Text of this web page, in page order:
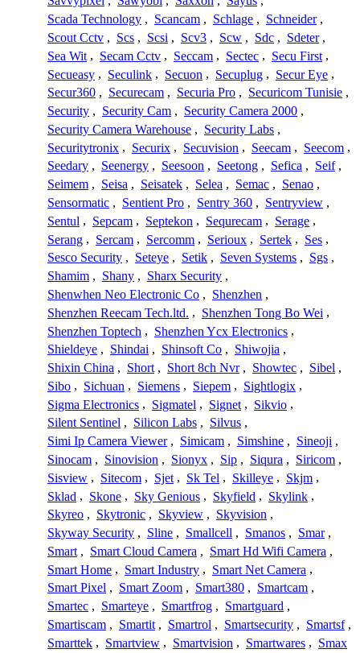
Scada Technology , Scancam , Schlage , Schneider ,
Scout Cctv , Scs , Scsi , Scv3 , Scw , Sdc , Sdeter ,
Sea Wit , Secam Cctv , Seccam , Sectec , Secu First ,
Secueasy , Seculink , Secuon , Secuplug , Secur Eye ,
Secur360 , Securecam , Securia Pro , Securicom Tunisie ,
Security , Security Cam , Security Camera 2000 ,
Security Camera Warehouse , Security Labs ,
Securitytronix , Securix , Secuvision , Seecam , Seecom ,
Seedary , Seenergy , Seesoon , Seetong , Sefica , Seif ,
Seimem , Seisa , Seisatek , Selea , Semac , Senao ,
Sensormatic , Sentient Pro , Sentry 360 , Sentryview ,
Sentul , Sepcam , Septekon , Sequrecam , Serage ,
Serang , Sercam , Sercomm , Serioux , Sertek , Ses ,
Sesco Security , Seteye , Setik , Seven Systems , Sgs ,
Shamim , Shany , Sharx Security ,
Shenwhen Neo Electronic Co , Shenzhen ,
Shenzhen Reecam Tech.ltd. , Shenzhen Tong Bo Wei ,
Shenzhen Toptech , Shenzhen Ycx Electronics ,
Shieldeye , Shindai , Shinsoft Co , Shiwojia ,
Shixin China , Short , Short 8ch Nvr , Showtec , Sibel ,
Sibo , Sichuan , Siemens , Siepem , Sightlogix ,
Sigma Electronics , Sigmatel , Signet , Sikvio ,
Silent Sentinel , Silicon Labs , Silvus ,
Simi Ip Camera Viewer , Simicam , Simshine , Sineoji ,
Sinocam , Sinovision , Sionyx , Sip , Siqura , Siricom ,
Sisview , Sitecom , Sjet , Sk Tel , Skilleye , Skjm ,
Sklad , Skone , Sky Genious , Skyfield , Skylink ,
Skyreo , Skytronic , Skyview , Skyvision ,
Skyway Security , Sline , Smallcell , Smanos , Smar ,
Smart , Smart Cloud Camera , Smart Hd Wifi Camera ,
Smart Home , Smart Industry , Smart Net Camera ,
Smart Pixel , Smart Zoom , Smart380 , Smartcam ,
Smartec , Smarteye , Smartfrog , Smartguard ,
Smartiscam , Smartit , Smartrol , Smartsecurity , Smartsf ,
Smarttek , Smartview , Smartvision , Smartwares , Smax